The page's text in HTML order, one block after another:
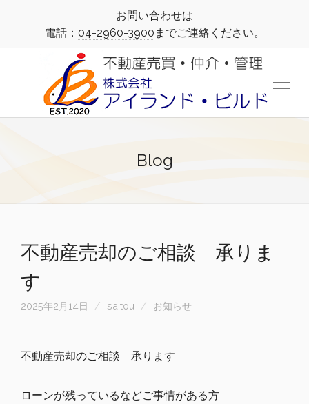
お問い合わせは
電話： 04-2960-3900 までご連絡ください。
Blog
不動産売却のご相談 承りま
す
2025年2月14日 saitou お知らせ
不動産売却のご相談 承ります
ローンが残っているなどご事情がある方